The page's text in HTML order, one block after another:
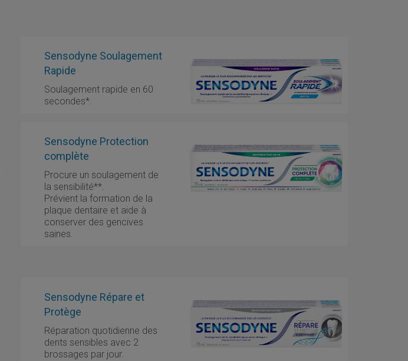
Sensodyne Soulagement
Rapide
Soulagement rapide en 60
secondes*.
Sensodyne Protection
complète
Procure un soulagement de
la sensibilité**.
Prévient la formation de la
plaque dentaire et aide à
conserver des gencives
saines.
Sensodyne Répare et
Protège
Réparation quotidienne des
dents sensibles avec 2
brossages par jour.